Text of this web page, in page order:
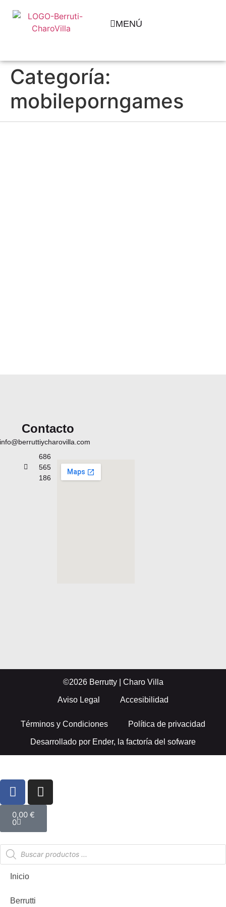
MENÚ
Categoría:
mobileporngames
Contacto
info@berruttiycharovilla.com
686
565
186
©2026 Berrutty | Charo Villa
Aviso Legal Accesibilidad
Términos y Condiciones Política de privacidad
Desarrollado por Ender, la factoría del sofware
0,00 €
0
Inicio
Berrutti